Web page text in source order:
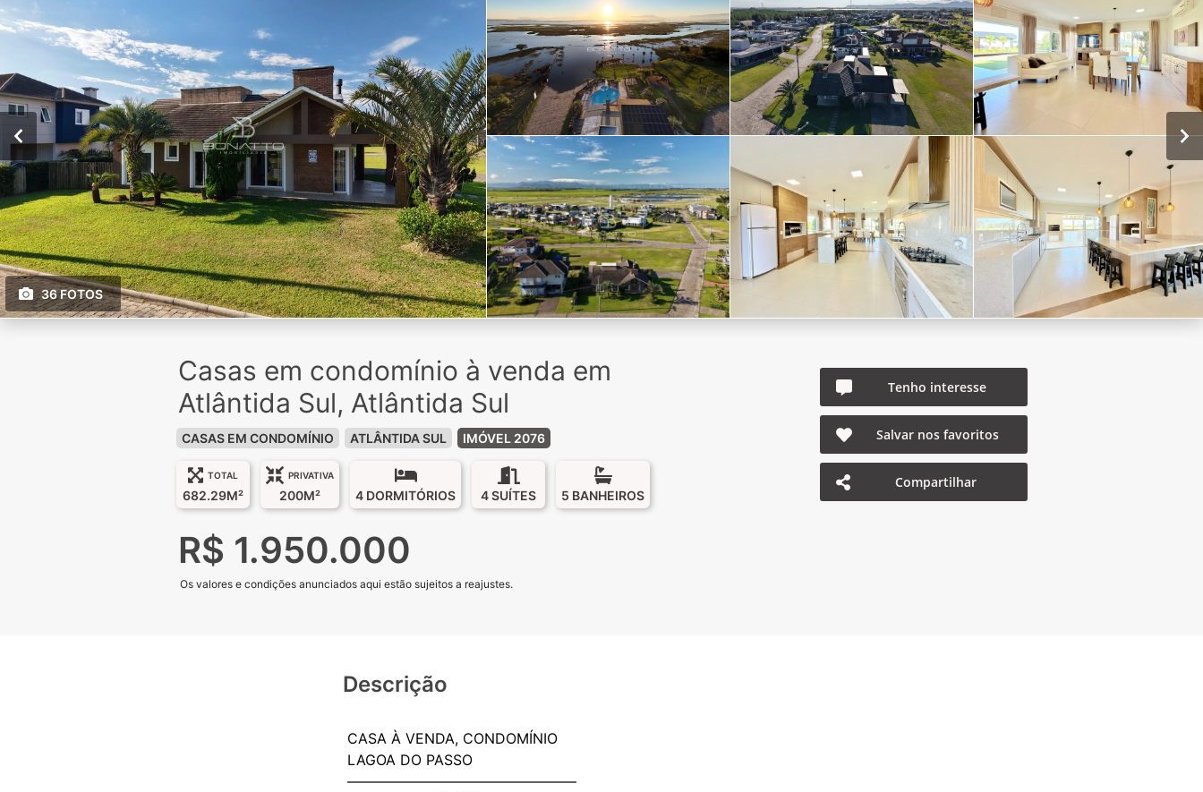
36 FOTOS
Casas em condomínio à venda em
Atlântida Sul, Atlântida Sul
CASAS EM CONDOMÍNIO ATLÂNTIDA SUL IMÓVEL 2076
TOTAL
682.29M²
PRIVATIVA
200M² 4 DORMITÓRIOS 4 SUÍTES 5 BANHEIROS
R$ 1.950.000
Os valores e condições anunciados aqui estão sujeitos a reajustes.
Tenho interesse
Salvar nos favoritos
Compartilhar
Descrição
CASA À VENDA, CONDOMÍNIO
LAGOA DO PASSO
————————————————